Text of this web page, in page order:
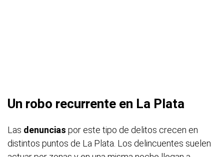
Un robo recurrente en La Plata
Las denuncias por este tipo de delitos crecen en
distintos puntos de La Plata. Los delincuentes suelen